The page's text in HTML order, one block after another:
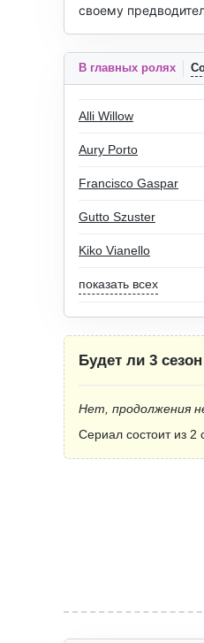
своему
В главных ролях
Alli Willow
Aury Porto
Francisco Gaspar
Gutto Szuster
Kiko Vianello
показать всех
Будет ли 3
Нет, продолжения
Сериал состоит из 2